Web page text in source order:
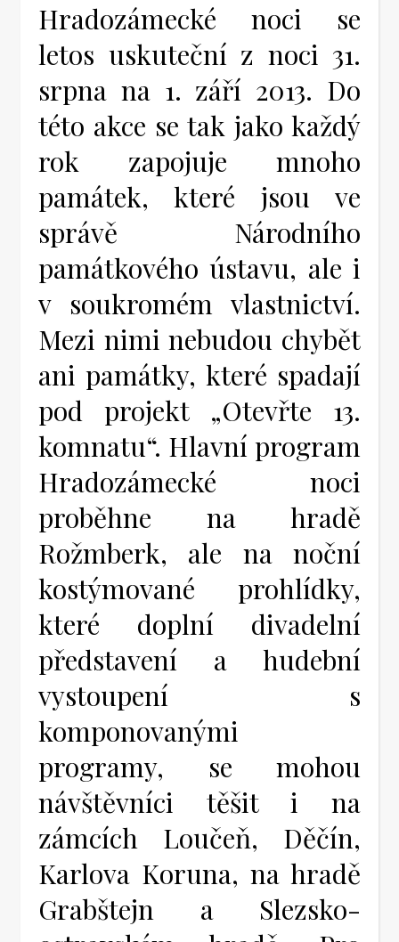
Hradozámecké noci se
letos uskuteční z noci 31.
srpna na 1. září 2013. Do
této akce se tak jako každý
rok zapojuje mnoho
památek, které jsou ve
správě Národního
památkového ústavu, ale i
v soukromém vlastnictví.
Mezi nimi nebudou chybět
ani památky, které spadají
pod projekt „Otevřte 13.
komnatu“. Hlavní program
Hradozámecké noci
proběhne na hradě
Rožmberk, ale na noční
kostýmované prohlídky,
které doplní divadelní
představení a hudební
vystoupení s
komponovanými
programy, se mohou
návštěvníci těšit i na
zámcích Loučeň, Děčín,
Karlova Koruna, na hradě
Grabštejn a Slezsko-